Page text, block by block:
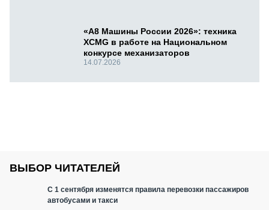
«А8 Машины России 2026»: техника
XCMG в работе на Национальном
конкурсе механизаторов
14.07.2026
ВЫБОР ЧИТАТЕЛЕЙ
С 1 сентября изменятся правила перевозки пассажиров
автобусами и такси